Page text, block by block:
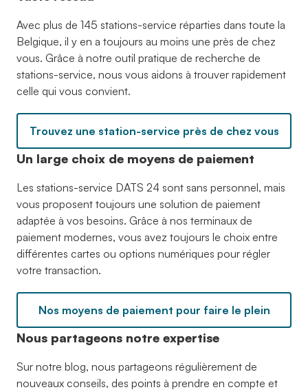
Avec plus de 145 stations-service réparties dans toute la
Belgique, il y en a toujours au moins une près de chez
vous. Grâce à notre outil pratique de recherche de
stations-service, nous vous aidons à trouver rapidement
celle qui vous convient.
Trouvez une station-service près de chez vous
Un large choix de moyens de paiement
Les stations-service DATS 24 sont sans personnel, mais
vous proposent toujours une solution de paiement
adaptée à vos besoins. Grâce à nos terminaux de
paiement modernes, vous avez toujours le choix entre
différentes cartes ou options numériques pour régler
votre transaction.
Nos moyens de paiement pour faire le plein
Nous partageons notre expertise
Sur notre blog, nous partageons régulièrement de
nouveaux conseils, des points à prendre en compte et